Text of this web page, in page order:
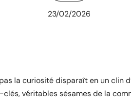
23/02/2026
la curiosité disparaît en un clin
véritables sésames de la